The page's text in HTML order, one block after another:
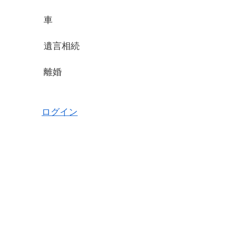
車
遺言相続
離婚
ログイン